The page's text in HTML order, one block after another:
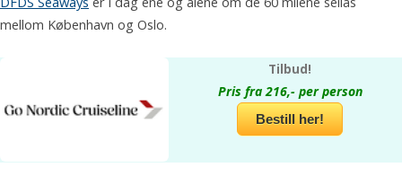
mellom København og Oslo.
Tilbud!
Pris fra 216,- per person
Bestill her!